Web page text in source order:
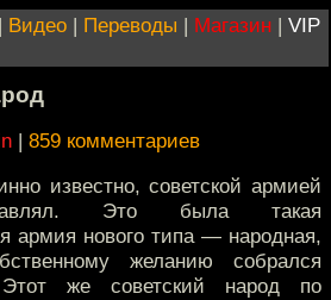
| Видео | Переводы | Магазин | VIP
| 859 комментариев
известно, советской армией
Это была такая
армия нового типа — народная,
желанию собрался
Этот же советский народ по